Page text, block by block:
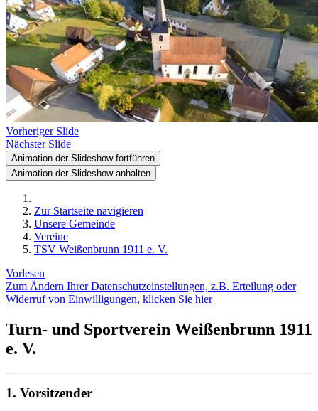
Vorheriger Slide
Nächster Slide
Animation der Slideshow fortführen
Animation der Slideshow anhalten
Zur Startseite navigieren
Unsere Gemeinde
Vereine
TSV Weißenbrunn 1911 e. V.
Vorlesen
Zum Ändern Ihrer Datenschutzeinstellungen, z.B. Erteilung oder
Widerruf von Einwilligungen, klicken Sie hier
Turn- und Sportverein Weißenbrunn 1911
e. V.
1. Vorsitzender